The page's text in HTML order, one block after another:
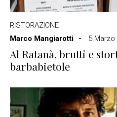
RISTORAZIONE
Marco Mangiarotti
5 Marzo
Al Ratanà, brutti e
barbabietole